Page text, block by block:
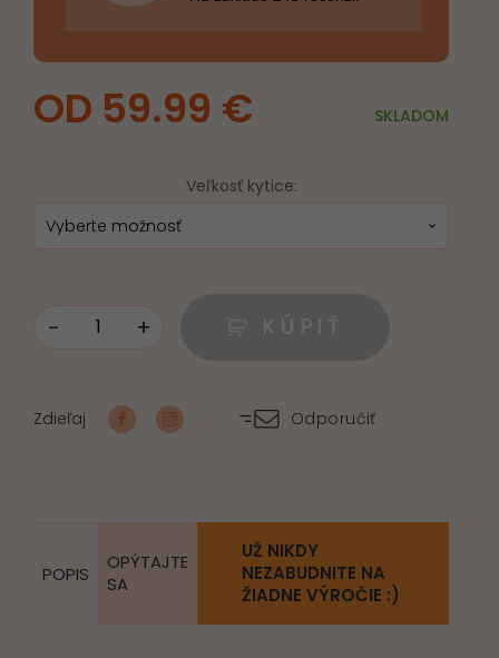
59.99 € SKLADOM
Veľkosť kytice:
-
srdci
+
Zdieľaj Odporučiť
POPIS
OPÝTAJTE
SA
UŽ NIKDY
NEZABUDNITE NA
ŽIADNE VÝROČIE :)